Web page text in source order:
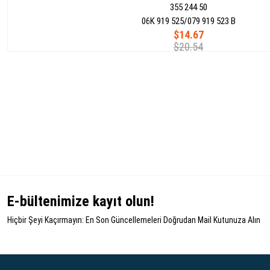
355 244 50
$14.67
$20.54
06K 919 525/079 919 523 B
E-bültenimize kayıt olun!
Hiçbir Şeyi Kaçırmayın: En Son Güncellemeleri Doğrudan Mail Kutunuza Alın